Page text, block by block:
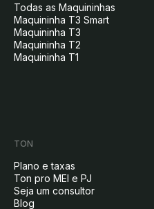
Todas as Maquininhas
Maquininha T3 Smart
Maquininha T3
Maquininha T2
Maquininha T1
TON
Plano e taxas
Ton pro MEI e PJ
Seja um consultor
Blog